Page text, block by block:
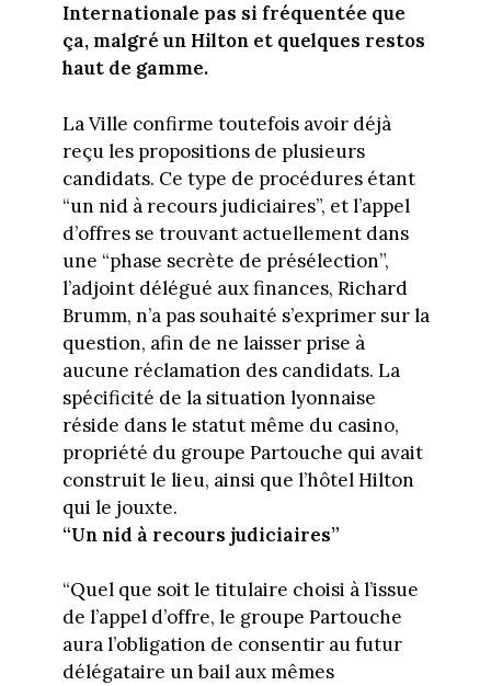
Internationale pas si fréquentée que
ça, malgré un Hilton et quelques restos
haut de gamme.
La Ville confirme toutefois avoir déjà
reçu les propositions de plusieurs
candidats. Ce type de procédures étant
“un nid à recours judiciaires”, et l’appel
d’offres se trouvant actuellement dans
une “phase secrète de présélection”,
l’adjoint délégué aux finances, Richard
Brumm, n’a pas souhaité s’exprimer sur la
question, afin de ne laisser prise à
aucune réclamation des candidats. La
spécificité de la situation lyonnaise
réside dans le statut même du casino,
propriété du groupe Partouche qui avait
construit le lieu, ainsi que l’hôtel Hilton
qui le jouxte.
“Un nid à recours judiciaires”
“Quel que soit le titulaire choisi à l’issue
de l’appel d’offre, le groupe Partouche
aura l’obligation de consentir au futur
délégataire un bail aux mêmes